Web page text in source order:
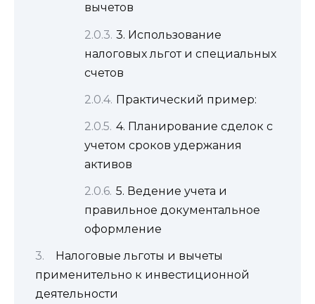
вычетов
3. Использование
налоговых льгот и специальных
счетов
Практический пример:
4. Планирование сделок с
учетом сроков удержания
активов
5. Ведение учета и
правильное документальное
оформление
Налоговые льготы и вычеты
применительно к инвестиционной
деятельности